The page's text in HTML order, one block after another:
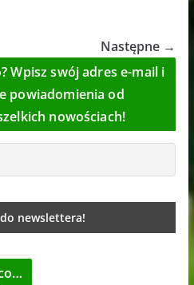
Następne →
Wpisz swój adres e-mail i
powiadomienia od
nowościach!